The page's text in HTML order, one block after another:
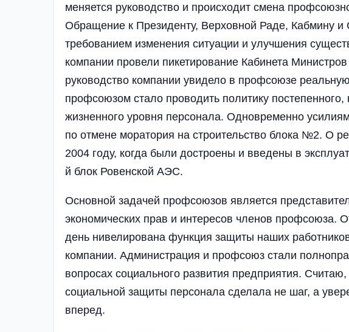
меняется руководство и происходит смена
Обращение к Президенту, Верховной Раде, Кабмину и
требованием изменения ситуации и улучшения
компании провели пикетирование Кабинета
руководство компании увидело в профсоюзе
профсоюзом стало проводить политику
жизненного уровня персонала. Одновременно
по отмене моратория на строительство блока №2. О
2004 году, когда были достроены и введены в
й блок Ровенской АЭС.
Основной задачей профсоюзов является
экономических прав и интересов членов профсоюза.
день нивелирована функция защиты наших
компании. Администрация и профсоюз стали
вопросах социального развития предприятия.
социальной защиты персонала сделала не шаг, а
вперед.